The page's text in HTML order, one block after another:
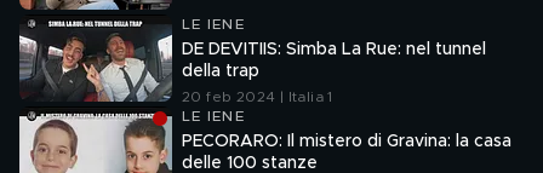
LE IENE
DE DEVITIIS: Simba La Rue: nel tunnel
della trap
20 feb 2024 | Italia 1
LE IENE
PECORARO: Il mistero di Gravina: la casa
delle 100 stanze